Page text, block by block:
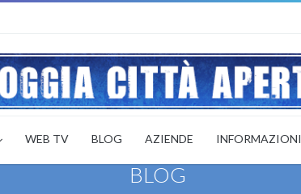
WEB TV BLOG AZIENDE INFORMAZIONI
BLOG